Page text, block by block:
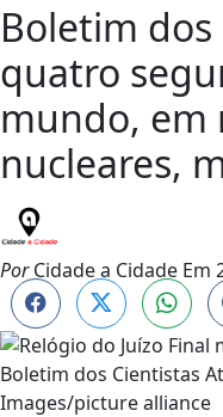
Boletim
quatro
mundo, em
nucleares,
PorCidade a Cidade Em
Boletim dos Cientistas
Images/picture alliance